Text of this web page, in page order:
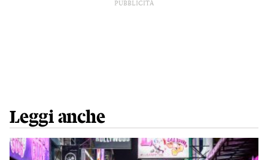
PUBBLICITÀ
Leggi anche